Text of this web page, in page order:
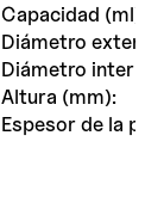
Capacidad (ml):
Diámetro
Diámetro interior
Altura (mm):
Espesor de la